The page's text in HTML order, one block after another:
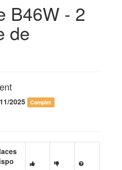
B46W - 2
de
2025 Complet